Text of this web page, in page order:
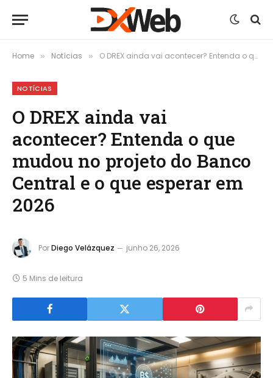
Home » Notícias » O DREX ainda vai acontecer? Entenda o que mudou no projeto do Banco Central e o que esperar em 2026
NOTÍCIAS
O DREX ainda vai
acontecer? Entenda o que
mudou no projeto do Banco
Central e o que esperar em
2026
PorDiego Velázquez junho 26, 2026
5 Mins de leitura